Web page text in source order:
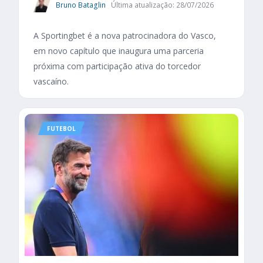
Bruno Bataglin Última atualização: 28/07/2026
A Sportingbet é a nova patrocinadora do Vasco,
em novo capítulo que inaugura uma parceria
próxima com participação ativa do torcedor
vascaíno.
FUTEBOL